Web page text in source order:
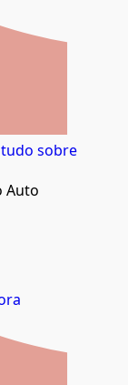
tudo sobre
Auto